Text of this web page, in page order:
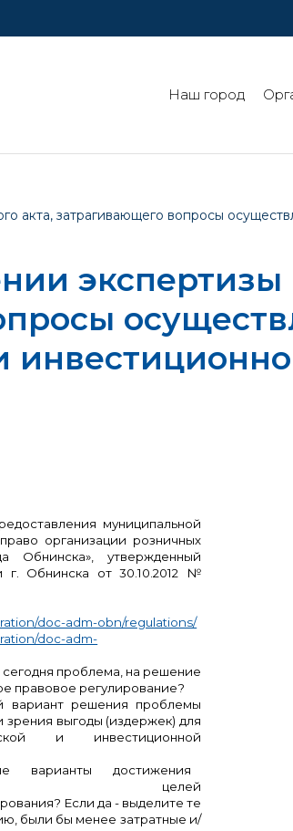
Наш город
акта, затрагивающего вопросы
экспертизы
муниципальной
организации розничных
Обнинска», утвержденный
г. Обнинска от 30.10.2012 №
doc-adm-obn/regulations/
doc-adm-
сегодня проблема, на решение
правовое регулирование?
вариант решения проблемы
зрения выгоды (издержек) для
и инвестиционной
варианты достижения
целей
Если да - выделите те
были бы менее затратные и/